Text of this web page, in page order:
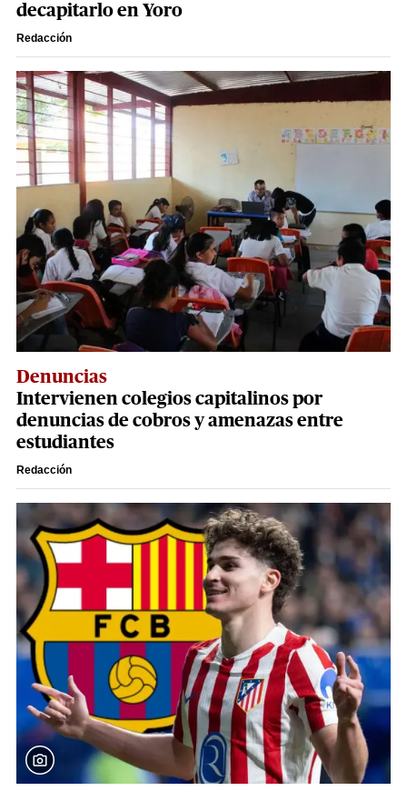
decapitarlo en Yoro
Redacción
Denuncias
Intervienen colegios capitalinos por
denuncias de cobros y amenazas entre
estudiantes
Redacción